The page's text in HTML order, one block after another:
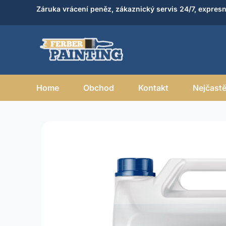
Záruka vrácení peněz, zákaznický servis 24/7,
Home Obchod Kontakt